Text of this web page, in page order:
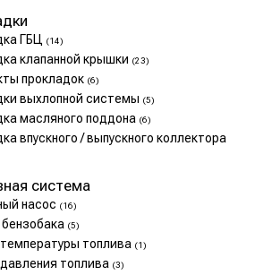
ГБЦ (14)
клапанной крышки (23)
прокладок (6)
выхлопной системы (5)
масляного поддона (6)
впускного / выпускного коллектора
система
насос (16)
(5)
топлива (1)
топлива (3)